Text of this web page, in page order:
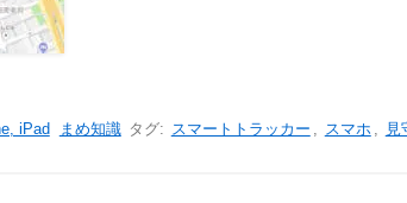
iPad まめ知識 タグ: スマートトラッカー , スマホ , 見